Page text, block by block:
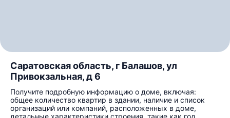
Саратовская область, г Балашов, ул
Привокзальная, д 6
Получите подробную информацию о доме, включая:
общее количество квартир в здании, наличие и список
организаций или компаний, расположенных в доме,
детальные характеристики строения, такие как год